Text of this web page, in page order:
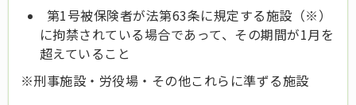
第1号被保険者が法第63条に規定する施設（※）
に拘禁されている場合であって、その期間が1月を
超えていること
※刑事施設・労役場・その他これらに準ずる施設